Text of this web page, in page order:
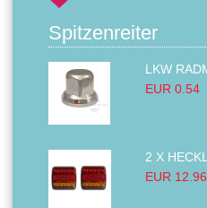
Spitzenreiter
EUR 0.54
EUR 12.96